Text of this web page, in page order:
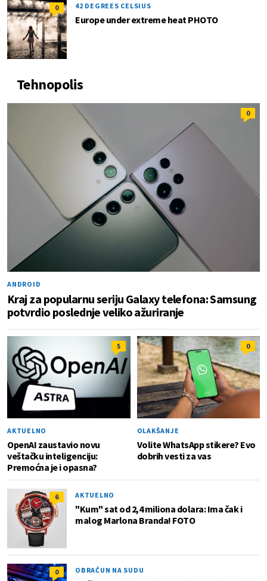
0 42 DEGREES CELSIUS
Europe under extreme heat PHOTO
Tehnopolis
0
ANDROID
Kraj za popularnu seriju Galaxy telefona: Samsung
potvrdio poslednje veliko ažuriranje
5
AKTUELNO
OpenAI zaustavio novu
veštačku inteligenciju:
Premoćna je i opasna?
0
OLAKŠANJE
Volite WhatsApp stikere? Evo
dobrih vesti za vas
6 AKTUELNO
"Kum" sat od 2,4 miliona dolara: Ima čak i
malog Marlona Branda! FOTO
0 OBRAČUN NA SUDU